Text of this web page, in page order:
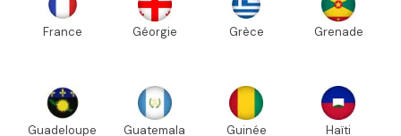
France Géorgie Grèce Grenade
Guadeloupe Guatemala Guinée Haïti